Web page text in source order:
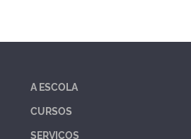
A ESCOLA
CURSOS
SERVIÇOS